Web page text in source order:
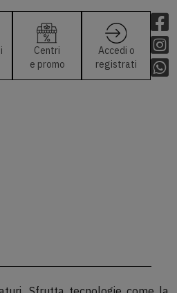
Centri
e promo
Accedi o
registrati